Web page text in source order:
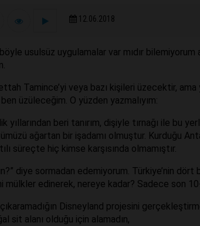
12.06.2018
usulsüz uygulamalar var mıdır
Tamince’yi veya bazı kişileri üzecektir,
üzüleceğim. O yüzden yazmalıyım:
yıllarından beri tanırım, dişiyle tırnağı ile bu
ağartan bir işadamı olmuştur. Kurduğu
süreçte hiç kimse karşısında olmamıştır.
diye sormadan edemiyorum. Türkiye’nin
mülkler edinerek, nereye kadar? Sadece son
Disneyland projesini
sit alanı olduğu için alamadın,